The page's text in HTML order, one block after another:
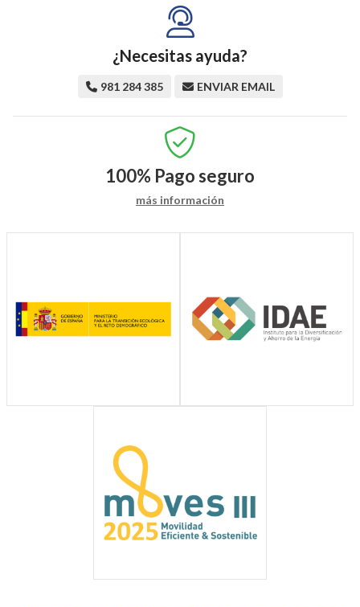
¿Necesitas ayuda?
981 284 385 ENVIAR EMAIL
100% Pago seguro
más información